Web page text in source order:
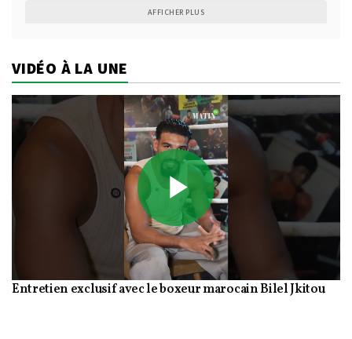
AFFICHER PLUS
VIDÉO À LA UNE
Play
Video
Entretien exclusif avec le boxeur marocain Bilel Jkitou